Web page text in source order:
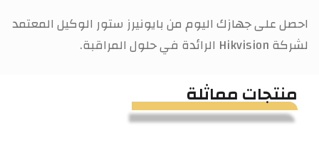
احصل على جهازك اليوم من بايونيرز ستور الوكيل المعتمد
لشركة Hikvision الرائدة في حلول المراقبة.
منتجات مماثلة